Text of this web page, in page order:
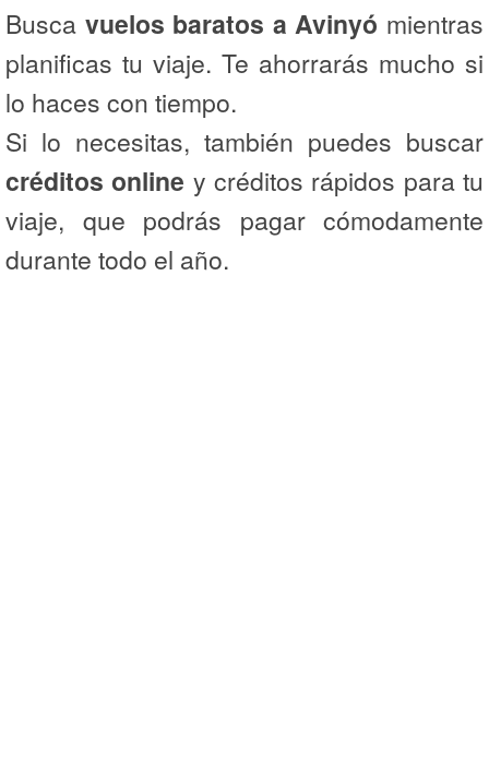
Busca vuelos baratos a Avinyó mientras
planificas tu viaje. Te ahorrarás mucho si
lo haces con tiempo.
Si lo necesitas, también puedes buscar
créditos online y créditos rápidos para tu
viaje, que podrás pagar cómodamente
durante todo el año.